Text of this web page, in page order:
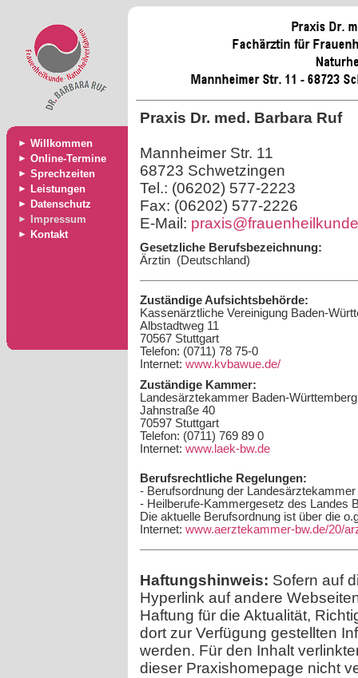
► Willkommen
► Online-Termine
► Sprechzeiten
► Leistungen
► Datenschutz
► Impressum
► Kontakt
Praxis Dr. med. Barbara Ruf
Mannheimer Str. 11
68723 Schwetzingen
Tel.: (06202) 577-2223
Fax: (06202) 577-2226
E-Mail:
Gesetzliche Berufsbezeichnung:
Ärztin (Deutschland)
Zuständige Aufsichtsbehörde:
Kassenärztliche Vereinigung Baden-
Albstadtweg 11
70567 Stuttgart
Telefon: (0711) 78 75-0
Internet: www.kvbawue.de/
Zuständige Kammer:
Landesärztekammer Baden-Württemberg
Jahnstraße 40
70597 Stuttgart
Telefon: (0711) 769 89 0
Internet: www.laek-bw.de
Berufsrechtliche Regelungen:
- Berufsordnung der
- Heilberufe-Kammergesetz des Landes
Die aktuelle Berufsordnung ist über die
Internet: www.aerztekammer-bw.de/20/
Haftungshinweis: Sofern auf
Hyperlink auf andere
Haftung für die Aktualität,
dort zur Verfügung gestellten
werden. Für den Inhalt
dieser Praxishomepage nicht